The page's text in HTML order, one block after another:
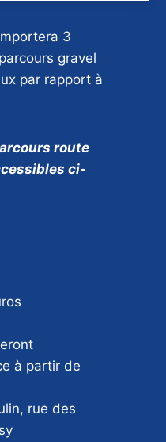
3
gravel
par rapport à
route
ci-
à partir de
rue des